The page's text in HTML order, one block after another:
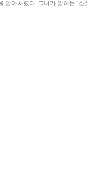
아차렸다. 그녀가 말하는 ‘소